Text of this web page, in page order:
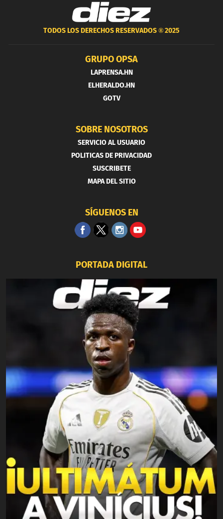
TODOS LOS DERECHOS RESERVADOS ®2025
GRUPO OPSA
LAPRENSA.HN
ELHERALDO.HN
GOTV
SOBRE NOSOTROS
SERVICIO AL USUARIO
POLITICAS DE PRIVACIDAD
SUSCRIBETE
MAPA DEL SITIO
SÍGUENOS EN
PORTADA DIGITAL